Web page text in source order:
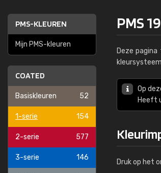
PMS-KLEUREN
Mijn PMS-kleuren
COATED
Basiskleuren 52
1-serie 154
2-serie 577
3-serie 146
PMS
Deze
kleursysteem
Op
Heeft
Druk op het